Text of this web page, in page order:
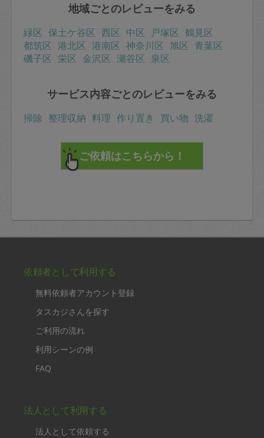
地域ごとのレビューをみる
緑区 保土ケ谷区 西区 中区 戸塚区 鶴見区
都筑区 港北区 港南区 神奈川区 旭区 青葉区
磯子区 栄区 金沢区 瀬谷区 泉区
サービス内容ごとのレビューをみる
掃除 整理収納 料理 作り置き 買い物 洗濯
依頼者として利用する
無料依頼者アカウント登録
タスカジさんを探す
ご利用の流れ
利用シーンの例
FAQ
法人として利用する
法人として依頼する